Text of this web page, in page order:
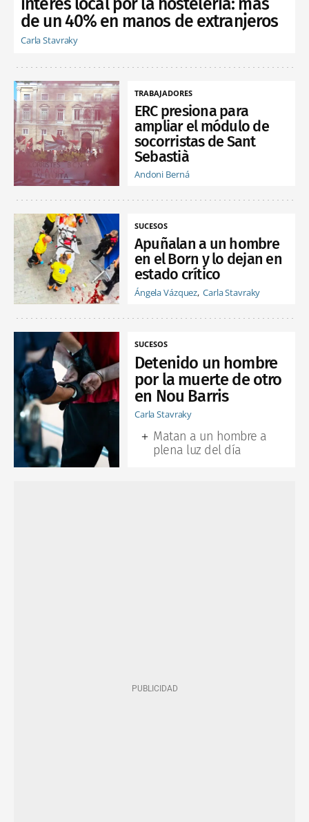
de un 40% en manos de extranjeros
Carla Stavraky
TRABAJADORES
ERC presiona para
ampliar el módulo de
socorristas de Sant
Sebastià
Andoni Berná
SUCESOS
Apuñalan a un hombre
en el Born y lo dejan en
estado crítico
Ángela Vázquez Carla Stavraky
SUCESOS
Detenido un hombre
por la muerte de otro
en Nou Barris
Carla Stavraky
Matan a un hombre a
plena luz del día